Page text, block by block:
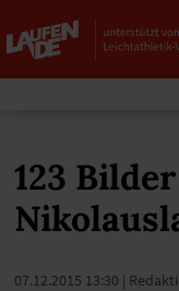
123
07.12.2015 13:30 |